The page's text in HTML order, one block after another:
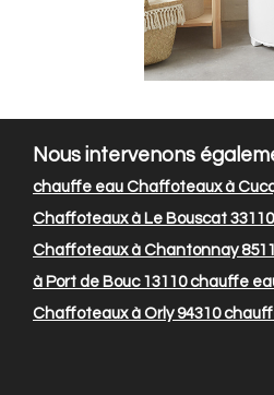
Nous intervenons
chauffe eau Chaffoteaux à
Chaffoteaux à Le Bouscat 33110
Chaffoteaux à Chantonnay
à Port de Bouc 13110chauffe
Chaffoteaux à Orly 94310